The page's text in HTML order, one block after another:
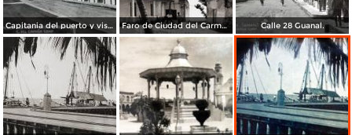
Capitania del puerto y vista al palacio. Faro de Ciudad del Carmen Calle 28 Guanal.